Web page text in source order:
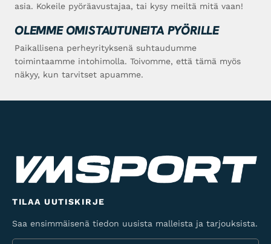
asia. Kokeile pyöräavustajaa, tai kysy meiltä mitä vaan!
OLEMME OMISTAUTUNEITA PYÖRILLE
Paikallisena perheyrityksenä suhtaudumme
toimintaamme intohimolla. Toivomme, että tämä myös
näkyy, kun tarvitset apuamme.
TILAA UUTISKIRJE
Saa ensimmäisenä tiedon uusista malleista ja tarjouksista.